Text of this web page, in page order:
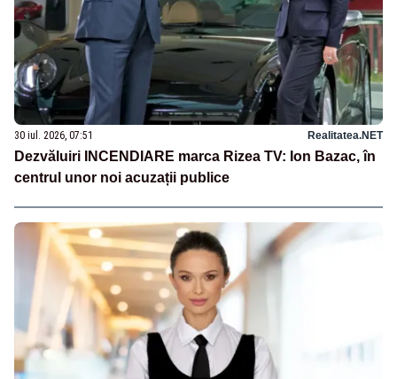
30 iul. 2026, 07:51 Realitatea.NET
Dezvăluiri INCENDIARE marca Rizea TV: Ion Bazac, în
centrul unor noi acuzații publice